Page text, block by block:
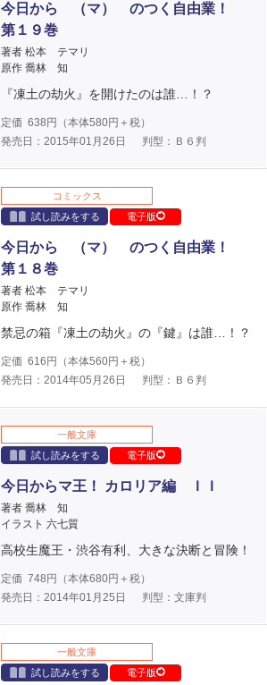
今日から （マ） のつく自由業！
第１９巻
著者 松本 テマリ
原作 喬林 知
『凍土の劫火』を開けたのは誰…！？
定価 638 円（本体580円＋税）
発売日：2015年01月26日
判型：Ｂ６判
コミックス
試し読みをする
電子版
今日から （マ） のつく自由業！
第１８巻
著者 松本 テマリ
原作 喬林 知
禁忌の箱『凍土の劫火』の『鍵』は誰…！？
定価 616 円（本体560円＋税）
発売日：2014年05月26日
判型：Ｂ６判
一般文庫
試し読みをする
電子版
今日からマ王！ カロリア編 ＩＩ
著者 喬林 知
イラスト 六七質
高校生魔王・渋谷有利、大きな決断と冒険！
定価 748 円（本体680円＋税）
発売日：2014年01月25日
判型：文庫判
一般文庫
試し読みをする
電子版